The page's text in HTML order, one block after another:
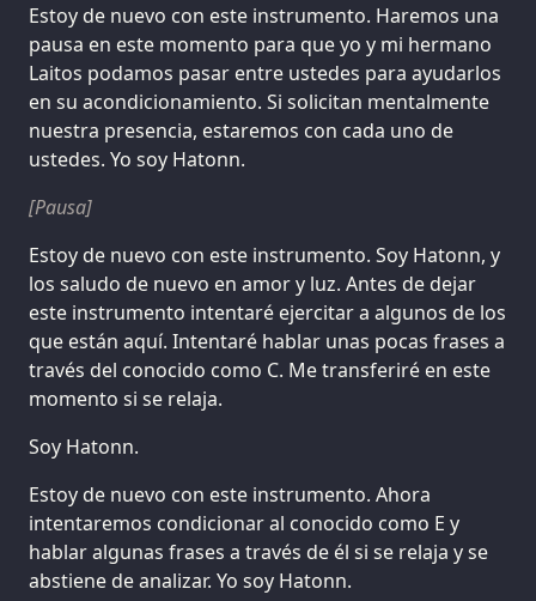
Estoy de nuevo con este instrumento. Haremos una
pausa en este momento para que yo y mi hermano
Laitos podamos pasar entre ustedes para ayudarlos
en su acondicionamiento. Si solicitan mentalmente
nuestra presencia, estaremos con cada uno de
ustedes. Yo soy Hatonn.
[Pausa]
Estoy de nuevo con este instrumento. Soy Hatonn, y
los saludo de nuevo en amor y luz. Antes de dejar
este instrumento intentaré ejercitar a algunos de los
que están aquí. Intentaré hablar unas pocas frases a
través del conocido como C. Me transferiré en este
momento si se relaja.
Soy Hatonn.
Estoy de nuevo con este instrumento. Ahora
intentaremos condicionar al conocido como E y
hablar algunas frases a través de él si se relaja y se
abstiene de analizar. Yo soy Hatonn.